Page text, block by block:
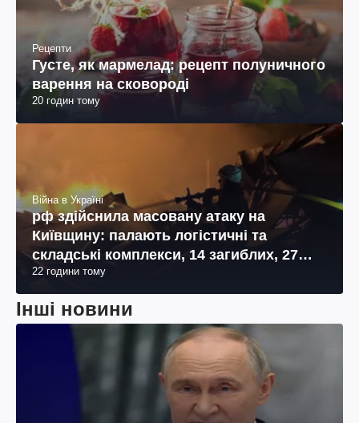
Рецепти
Густе, як мармелад: рецепт полуничного
варення на сковороді
20 годин тому
Війна в Україні
рф здійснила масовану атаку на
Київщину: палають логістичні та
складські комплекси, 14 загиблих, 27
поранених (фото, відео)
22 години тому
Інші новини